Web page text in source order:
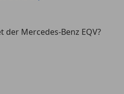
der Mercedes-Benz EQV?